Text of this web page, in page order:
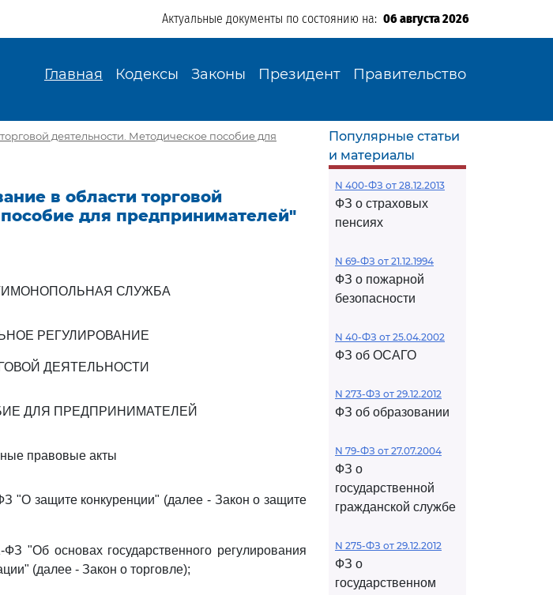
Актуальные документы по состоянию на: 06 августа 2026
Главная Кодексы Законы Президент Правительство
деятельности. Методическое пособие для
в области торговой
для предпринимателей"
СЛУЖБА
РЕГУЛИРОВАНИЕ
ДЕЯТЕЛЬНОСТИ
ДЛЯ ПРЕДПРИНИМАТЕЛЕЙ
правовые акты
"О защите конкуренции" (далее - Закон о защите
"Об основах государственного регулирования
(далее - Закон о торговле);
Популярные статьи
и материалы
N 400-ФЗ от 28.12.2013
ФЗ о страховых
пенсиях
N 69-ФЗ от 21.12.1994
ФЗ о пожарной
безопасности
N 40-ФЗ от 25.04.2002
ФЗ об ОСАГО
N 273-ФЗ от 29.12.2012
ФЗ об образовании
N 79-ФЗ от 27.07.2004
ФЗ о
государственной
гражданской службе
N 275-ФЗ от 29.12.2012
ФЗ о
государственном